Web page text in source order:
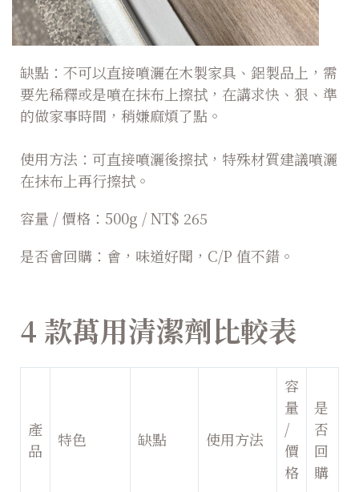
缺點：不可以直接噴灑在木製家具、鋁製品上，需
要先稀釋或是噴在抹布上擦拭，在講求快、狠、準
的做家事時間，稍嫌麻煩了點。
使用方法：可直接噴灑後擦拭，特殊材質建議噴灑
在抹布上再行擦拭。
容量 / 價格：500g / NT$ 265
是否會回購：會，味道好聞，C/P 值不錯。
4 款萬用清潔劑比較表
產
品
特色 缺點 使用方法
容
量
/
價
格
是
否
回
購